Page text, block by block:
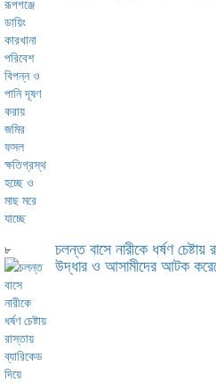
৮ চলন্ত বাসে নারীকে ধর্ষণ চেষ্টায়
উদ্ধার ও আসামীদের আটক